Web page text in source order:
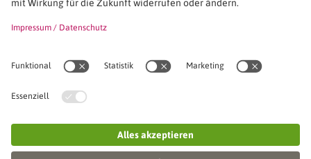
Seminarreihen
VWA stellt sich vor
Unser SVWA-Team
Veranstaltungsorte und Raumanmietung